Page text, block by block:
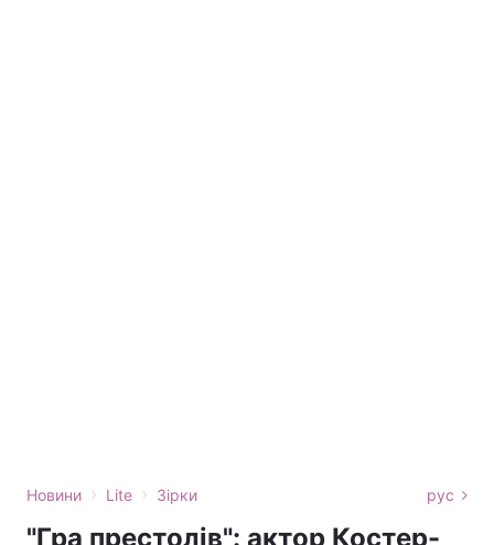
Новини › Lite › Зірки рус
"Гра престолів": актор Костер-